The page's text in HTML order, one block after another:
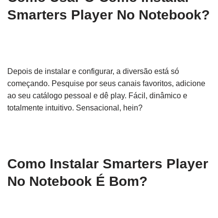
Smarters Player No Notebook?
Depois de instalar e configurar, a diversão está só
começando. Pesquise por seus canais favoritos, adicione
ao seu catálogo pessoal e dê play. Fácil, dinâmico e
totalmente intuitivo. Sensacional, hein?
Como Instalar Smarters Player
No Notebook É Bom?